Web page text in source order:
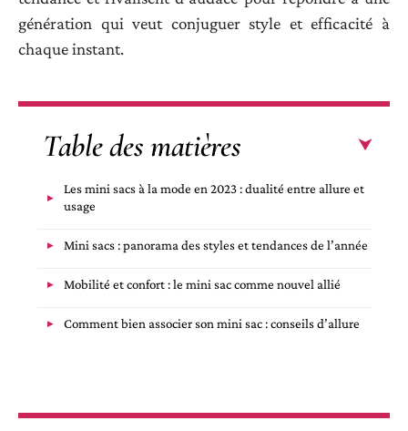
génération qui veut conjuguer style et efficacité à
chaque instant.
Table des matières
Les mini sacs à la mode en 2023 : dualité entre allure et
usage
Mini sacs : panorama des styles et tendances de l’année
Mobilité et confort : le mini sac comme nouvel allié
Comment bien associer son mini sac : conseils d’allure